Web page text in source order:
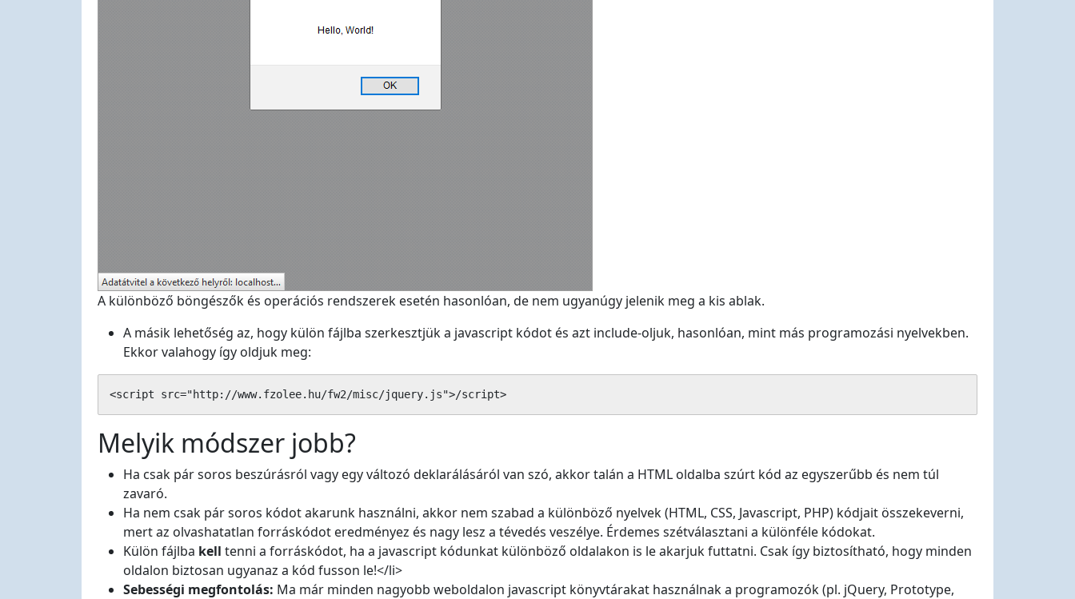
A különböző böngészők és operációs rendszerek esetén hasonlóan, de nem ugyanúgy jelenik meg a kis ablak.
A másik lehetőség az, hogy külön fájlba szerkesztjük a javascript kódot és azt include-oljuk, hasonlóan, mint más programozási nyelvekben.
Ekkor valahogy így oldjuk meg:
<script src="http://www.fzolee.hu/fw2/misc/jquery.js">/script>
Melyik módszer jobb?
Ha csak pár soros beszúrásról vagy egy változó deklarálásáról van szó, akkor talán a HTML oldalba szúrt kód az egyszerűbb és nem túl
zavaró.
Ha nem csak pár soros kódot akarunk használni, akkor nem szabad a különböző nyelvek (HTML, CSS, Javascript, PHP) kódjait összekeverni,
mert az olvashatatlan forráskódot eredményez és nagy lesz a tévedés veszélye. Érdemes szétválasztani a különféle kódokat.
Külön fájlba kell tenni a forráskódot, ha a javascript kódunkat különböző oldalakon is le akarjuk futtatni. Csak így biztosítható, hogy minden
oldalon biztosan ugyanaz a kód fusson le!</li>
Sebességi megfontolás: Ma már minden nagyobb weboldalon javascript könyvtárakat használnak a programozók (pl. jQuery, Prototype,